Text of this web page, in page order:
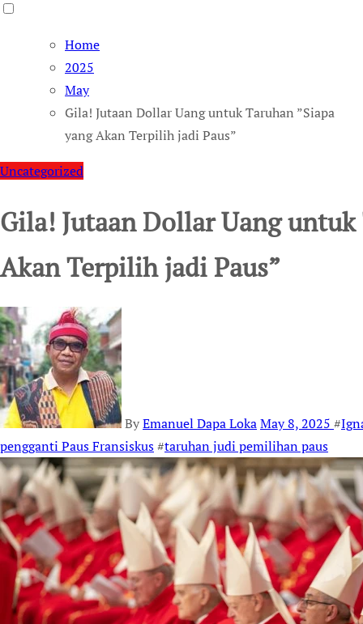
Home
2025
May
Gila! Jutaan Dollar Uang untuk Taruhan ”Siapa
yang Akan Terpilih jadi Paus”
Uncategorized
Gila! Jutaan Dollar Uang untuk
Akan Terpilih jadi Paus”
ByEmanuel Dapa LokaMay 8, 2025 #
pengganti Paus Fransiskus#taruhan judi pemilihan paus